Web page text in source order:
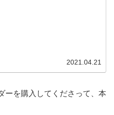
2021.04.21
ーを購入してくださって、本